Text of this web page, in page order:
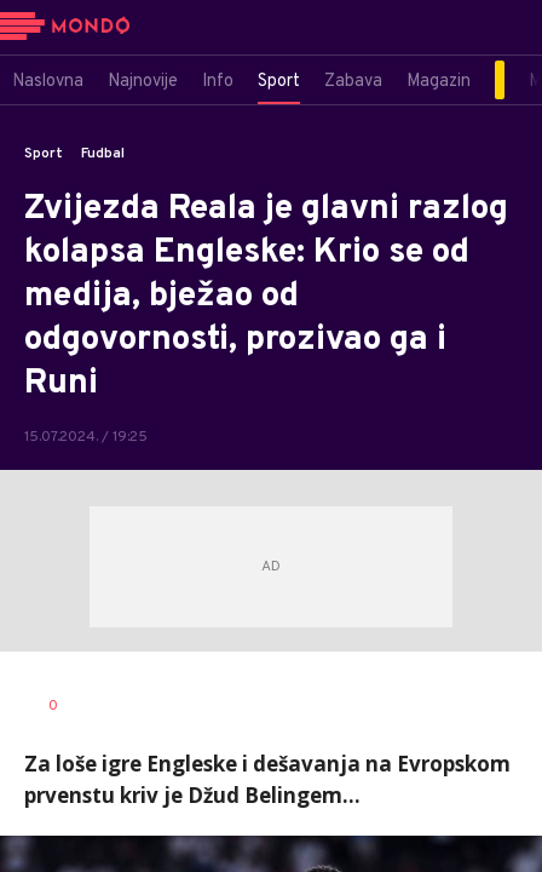
Naslovna Najnovije Info Sport Zabava Magazin
Sport Fudbal
Zvijezda Reala je glavni razlog
kolapsa Engleske: Krio se od
medija, bježao od
odgovornosti, prozivao ga i
Runi
15.07.2024. / 19:25
0
Za loše igre Engleske i dešavanja na Evropskom
prvenstu kriv je Džud Belingem...